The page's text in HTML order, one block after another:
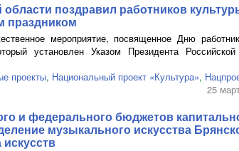
области поздравил работников
праздником
мероприятие, посвященное Дню
установлен Указом Президента
проекты, Национальный проект «Культура»,
25
и федерального бюджетов
музыкального искусства